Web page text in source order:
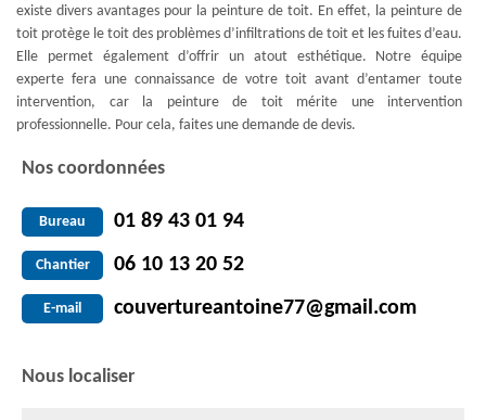
existe divers avantages pour la peinture de toit. En effet, la peinture de
toit protège le toit des problèmes d’infiltrations de toit et les fuites d’eau.
Elle permet également d’offrir un atout esthétique. Notre équipe
experte fera une connaissance de votre toit avant d’entamer toute
intervention, car la peinture de toit mérite une intervention
professionnelle. Pour cela, faites une demande de devis.
Nos coordonnées
Bureau 01 89 43 01 94
Chantier 06 10 13 20 52
E-mail couvertureantoine77@gmail.com
Nous localiser